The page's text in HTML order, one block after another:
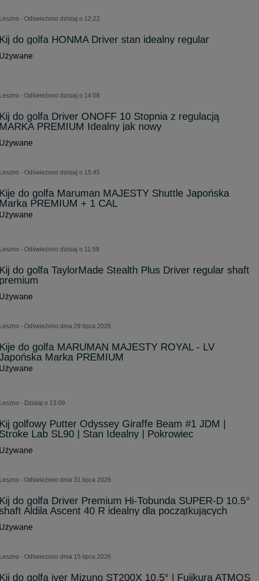
Leszno - Odświeżono dzisiaj o 12:22
Kij do golfa HONMA Driver stan idealny regular
Używane
Leszno - Odświeżono dzisiaj o 14:08
Kij do golfa Driver ONOFF 10 Stopnia z regulacją
MARKA PREMIUM Idealny jak nowy
Używane
Leszno - Odświeżono dzisiaj o 15:45
Kije do golfa Maruman MAJESTY Shuttle Japońska
Marka PREMIUM + 1 CAL
Używane
Leszno - Odświeżono dzisiaj o 11:59
Kij do golfa TaylorMade Stealth Plus Driver regular shaft
premium
Używane
Leszno - Odświeżono dnia 29 lipca 2026
Kije do golfa MARUMAN MAJESTY ROYAL - LV
Marka PREMIUM
Używane
Leszno - Dzisiaj o 13:09
Kij golfowy Putter Odyssey Giraffe Beam #1 JDM |
Stroke Lab SL90 | Stan Idealny | Pokrowiec
Używane
Leszno - Odświeżono dnia 31 lipca 2026
Kij do golfa Driver Premium Hi-Tobunda SUPER-D 10.5°
Aldila Ascent 40 R idealny dla początkujących
Używane
Leszno - Odświeżono dnia 15 lipca 2026
Kij do golfa iver Mizuno ST200X 10.5° | Fujikura ATMOS